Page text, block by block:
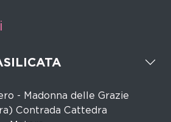
- Madonna delle Grazie
Contrada Cattedra